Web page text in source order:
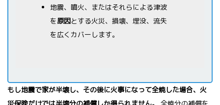
地震、噴火、またはそれらによる津波
を原因とする火災、損壊、埋没、流失
を広くカバーします。
もし地震で家が半壊し、その後に火事になって全焼した場合、火
災保険だけでは半壊分の補償しか得られません。
全焼分の補償を